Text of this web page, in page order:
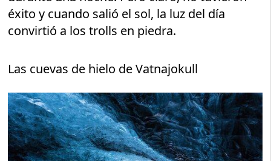
éxito y cuando salió el sol, la luz del día
convirtió a los trolls en piedra.
Las cuevas de hielo de Vatnajokull